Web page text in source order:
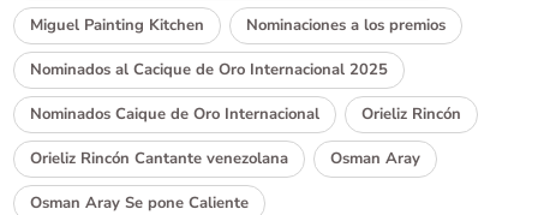
Miguel Painting Kitchen Nominaciones a los premios
Nominados al Cacique de Oro Internacional 2025
Nominados Caique de Oro Internacional Orieliz Rincón
Orieliz Rincón Cantante venezolana Osman Aray
Osman Aray Se pone Caliente